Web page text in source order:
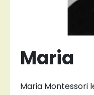
Maria
Maria Montessori